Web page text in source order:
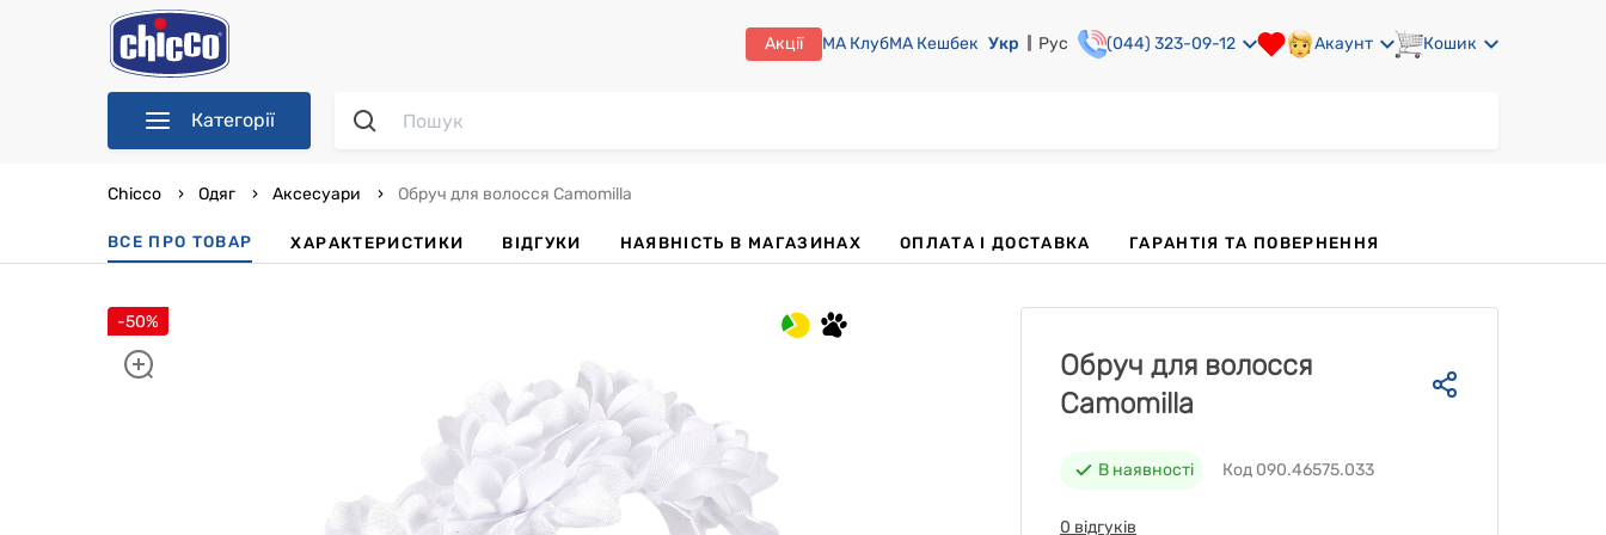
Акції МА КлубМА Кешбек Укр Рус (044) 323-09-12 Акаунт Кошик
Категорії
Chicco Одяг Аксесуари Обруч для волосся Camomilla
ВСЕ ПРО ТОВАР ХАРАКТЕРИСТИКИ ВІДГУКИ НАЯВНІСТЬ В МАГАЗИНАХ OПЛАТА І ДОСТАВКА ГАРАНТІЯ ТА ПОВЕРНЕННЯ
-50%
Обруч для волосся
Camomilla
В наявності Код 090.46575.033
0 відгуків